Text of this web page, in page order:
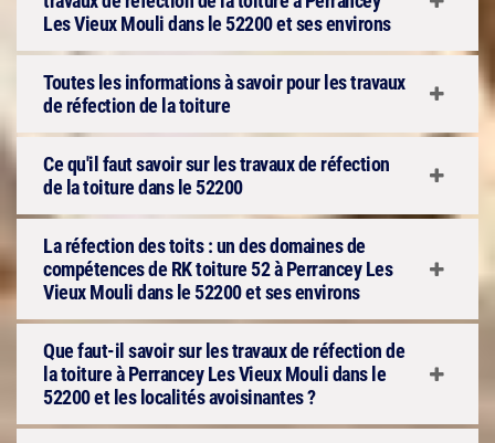
Les Vieux Mouli dans le 52200 et ses environs
Toutes les informations à savoir pour les travaux
de réfection de la toiture
Ce qu'il faut savoir sur les travaux de réfection
de la toiture dans le 52200
La réfection des toits : un des domaines de
compétences de RK toiture 52 à Perrancey Les
Vieux Mouli dans le 52200 et ses environs
Que faut-il savoir sur les travaux de réfection de
la toiture à Perrancey Les Vieux Mouli dans le
52200 et les localités avoisinantes ?